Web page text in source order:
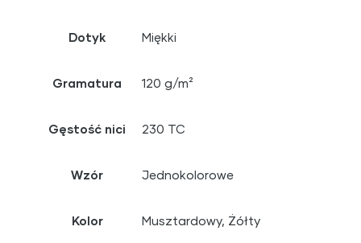
Dotyk Miękki
Gramatura 120 g/m²
Gęstość nici 230 TC
Wzór Jednokolorowe
Kolor Musztardowy, Żółty